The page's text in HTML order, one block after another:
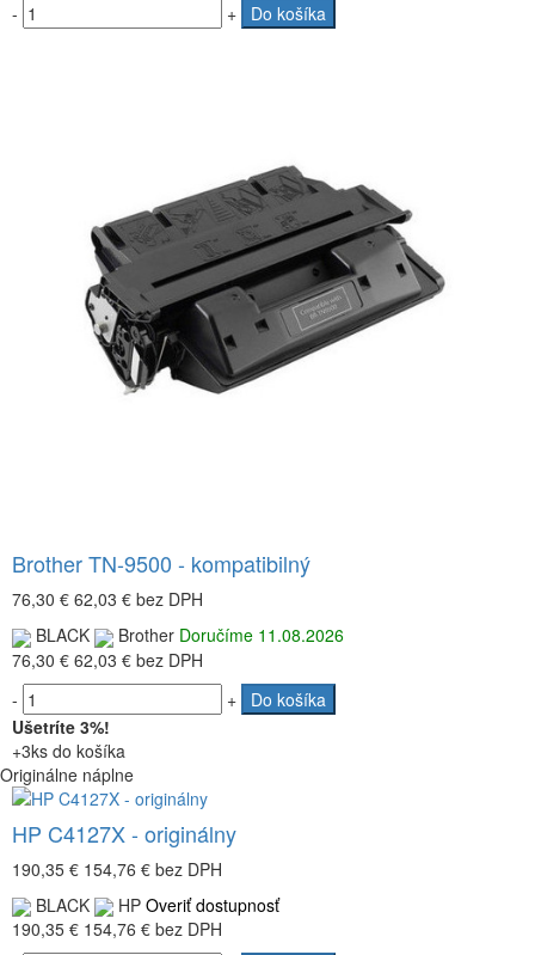
-
+ Do košíka
Brother TN-9500 - kompatibilný
76,30 € 62,03 € bez DPH
BLACK
Brother Doručíme 11.08.2026
76,30 € 62,03 € bez DPH
-
+
Do košíka
Ušetríte 3%!
+3ks do košíka
Originálne náplne
HP C4127X - originálny
190,35 € 154,76 € bez DPH
BLACK
HP Overiť dostupnosť
190,35 € 154,76 € bez DPH